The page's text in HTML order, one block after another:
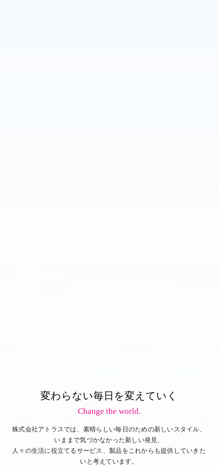
変わらない毎日を変えていく
Change the world.
株式会社アトラスでは、素晴らしい毎日のための新しいスタイル、
いままで気づかなかった新しい発見、
人々の生活に役立てるサービス、製品をこれからも提供していきた
いと考えています。